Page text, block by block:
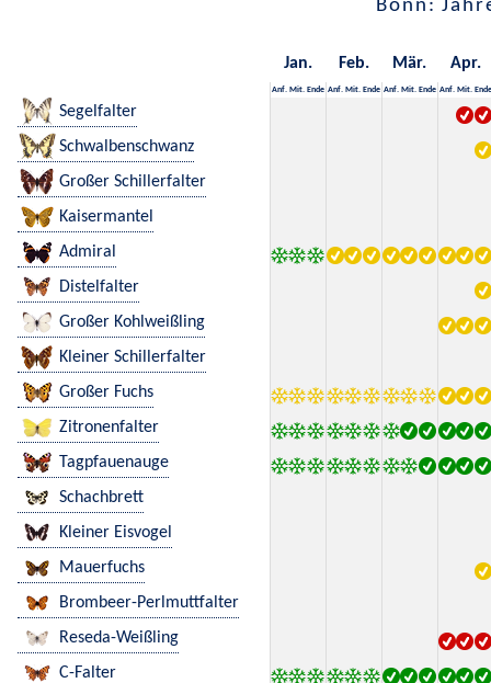
Bonn:
Jan. Feb. Mär. Apr.
Anf. Mit. Ende Anf. Mit. Ende Anf. Mit. Ende Anf. Mit. Ende
Segelfalter
Schwalbenschwanz
Großer Schillerfalter
Kaisermantel
Admiral
Distelfalter
Großer Kohlweißling
Kleiner Schillerfalter
Großer Fuchs
Zitronenfalter
Tagpfauenauge
Schachbrett
Kleiner Eisvogel
Mauerfuchs
Brombeer-Perlmuttfalter
Reseda-Weißling
C-Falter